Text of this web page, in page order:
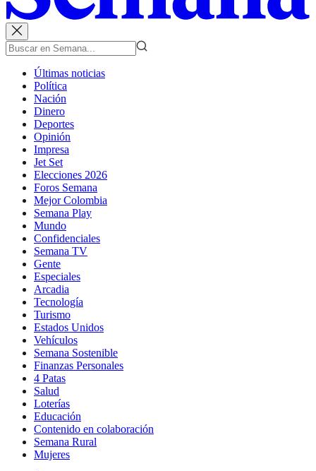
Últimas noticias
Política
Nación
Dinero
Deportes
Opinión
Impresa
Jet Set
Elecciones 2026
Foros Semana
Mejor Colombia
Semana Play
Mundo
Confidenciales
Semana TV
Gente
Especiales
Arcadia
Tecnología
Turismo
Estados Unidos
Vehículos
Semana Sostenible
Finanzas Personales
4 Patas
Salud
Loterías
Educación
Contenido en colaboración
Semana Rural
Mujeres